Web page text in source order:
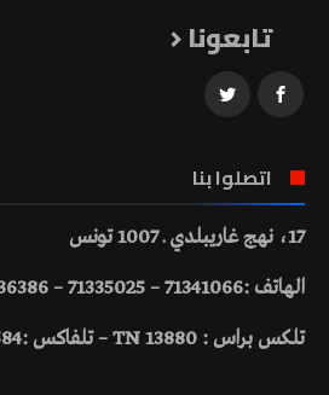
تابعونا
اتصلوا بنا
17، نهج غاريبلدي ـ 1007 تونس
الهاتف :71341066 – 71335025 – 71336386
تلكس براس : 13880 TN – تلفاكس :71336584